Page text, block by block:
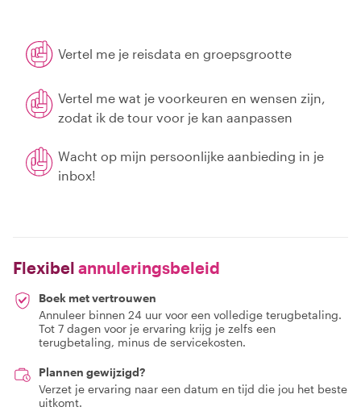
Vertel me je reisdata en groepsgrootte
Vertel me wat je voorkeuren en wensen zijn,
zodat ik de tour voor je kan aanpassen
Wacht op mijn persoonlijke aanbieding in je
inbox!
Flexibel annuleringsbeleid
Boek met vertrouwen
Annuleer binnen 24 uur voor een volledige terugbetaling.
Tot 7 dagen voor je ervaring krijg je zelfs een
terugbetaling, minus de servicekosten.
Plannen gewijzigd?
Verzet je ervaring naar een datum en tijd die jou het beste
uitkomt.